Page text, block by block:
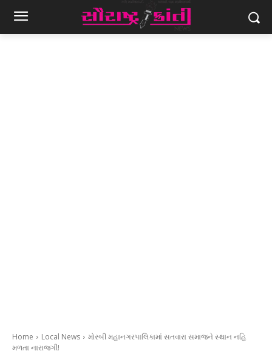
Home Local News
મોરબી મહાનગરપાલિકામાં સતવારા સમાજને સ્થાન નહિ
મળતા નારાજગી!